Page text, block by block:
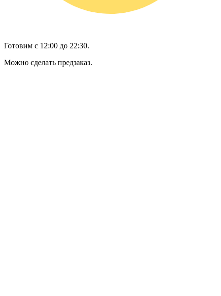
Готовим с 12:00 до 22:30.
Можно сделать предзаказ.